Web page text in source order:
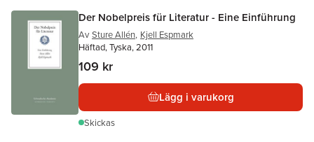
Der Nobelpreis für Literatur - Eine Einführung
Av Sture Allén, Kjell Espmark
Häftad, Tyska, 2011
109 kr
Lägg i varukorg
Skickas